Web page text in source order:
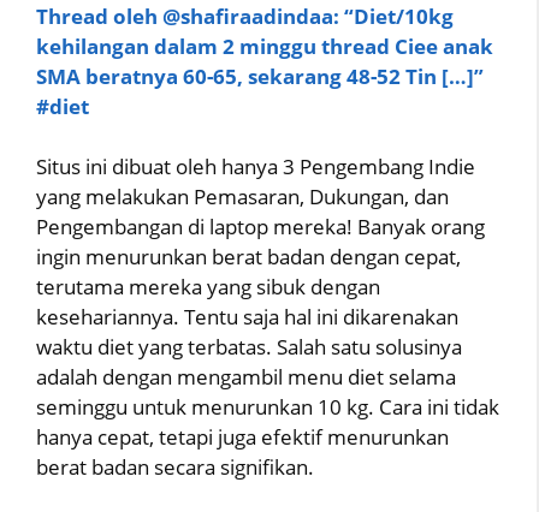
Thread oleh @shafiraadindaa: “Diet/10kg
kehilangan dalam 2 minggu thread Ciee anak
SMA beratnya 60-65, sekarang 48-52 Tin […]”
#diet
Situs ini dibuat oleh hanya 3 Pengembang Indie
yang melakukan Pemasaran, Dukungan, dan
Pengembangan di laptop mereka! Banyak orang
ingin menurunkan berat badan dengan cepat,
terutama mereka yang sibuk dengan
kesehariannya. Tentu saja hal ini dikarenakan
waktu diet yang terbatas. Salah satu solusinya
adalah dengan mengambil menu diet selama
seminggu untuk menurunkan 10 kg. Cara ini tidak
hanya cepat, tetapi juga efektif menurunkan
berat badan secara signifikan.